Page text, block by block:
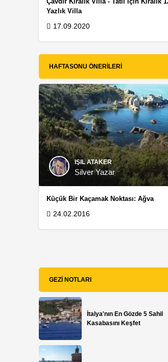
Yazlık Villa
17.09.2020
HAFTASONU ÖNERILERI
IŞIL ATAKER
Silver Yazar
Küçük Bir Kaçamak Noktası: Ağva
24.02.2016
GEZI NOTLARI
İtalya'nın En Gözde 5 Sahil
Kasabasını Keşfet